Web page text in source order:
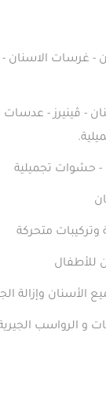
- غرسات الاسنان -
- ڤينيرز -
تجميلية
وتركيبات متحركة
للأطفال
الأسنان وإزالة
و الرواسب